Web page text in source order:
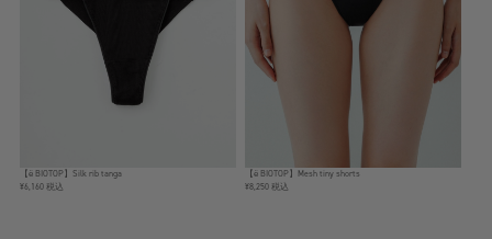
【ё BIOTOP】Silk rib tanga
¥6,160 税込
【ё BIOTOP】Mesh tiny shorts
¥8,250 税込